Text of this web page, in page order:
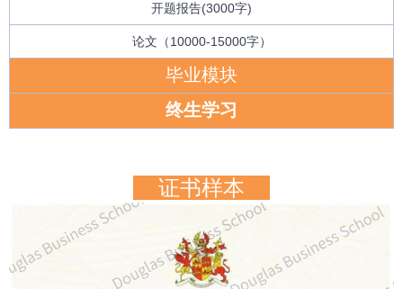
开题报告(3000字)
论文（10000-15000字）
毕业模块
终生学习
证书样本